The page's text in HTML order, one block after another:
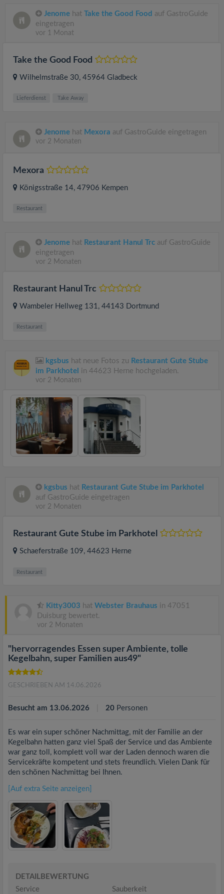
Jenome hat Take the Good Food auf GastroGuide
eingetragen
vor 1 Monat
Take the Good Food
Wilhelmstraße 30, 45964 Gladbeck
Lieferdienst Take Away
Jenome hat Mexora auf GastroGuide eingetragen
vor 2 Monaten
Mexora
Königsstraße 14, 47906 Kempen
Restaurant
Jenome hat Restaurant Hanul Trc auf GastroGuide
eingetragen
vor 2 Monaten
Restaurant Hanul Trc
Wambeler Hellweg 131, 44143 Dortmund
Restaurant
kgsbus hat neue Fotos zu Restaurant Gute Stube
im Parkhotel in 44623 Herne hochgeladen.
vor 2 Monaten
kgsbus hat Restaurant Gute Stube im Parkhotel
auf GastroGuide eingetragen
vor 2 Monaten
Restaurant Gute Stube im Parkhotel
Schaeferstraße 109, 44623 Herne
Restaurant
Kitty3003 hat Webster Brauhaus in 47051
Duisburg bewertet.
vor 2 Monaten
"hervorragendes Essen super Ambiente, tolle
Kegelbahn, super Familien aus49"
GESCHRIEBEN AM 14.06.2026
Besucht am 13.06.2026 20 Personen
Es war ein super schöner Nachmittag, mit der Familie an der
Kegelbahn hatten ganz viel Spaß der Service und das Ambiente
war ganz toll, komplett voll war der Laden dennoch waren die
Servicekräfte kompetent und stets freundlich. Vielen Dank für
den schönen Nachmittag bei Ihnen.
[Auf extra Seite anzeigen]
DETAILBEWERTUNG
Service
Sauberkeit